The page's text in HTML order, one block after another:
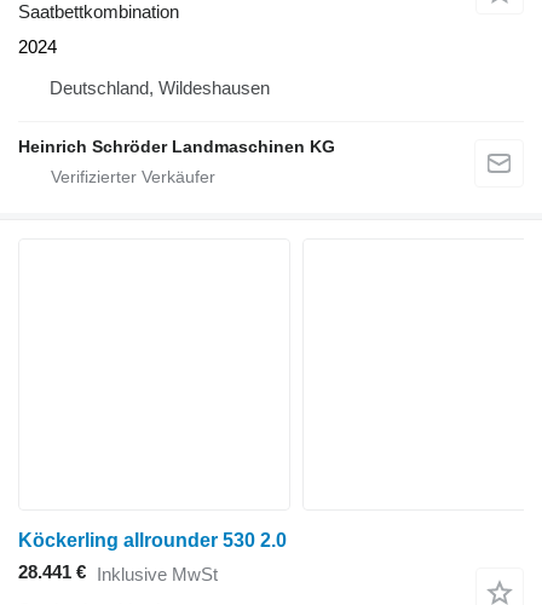
Saatbettkombination
2024
Deutschland, Wildeshausen
Heinrich Schröder Landmaschinen KG
Köckerling allrounder 530 2.0
28.441 € Inklusive MwSt